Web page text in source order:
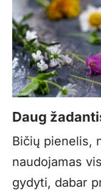
Daug
Bičių pienelis,
naudojamas
gydyti, dabar